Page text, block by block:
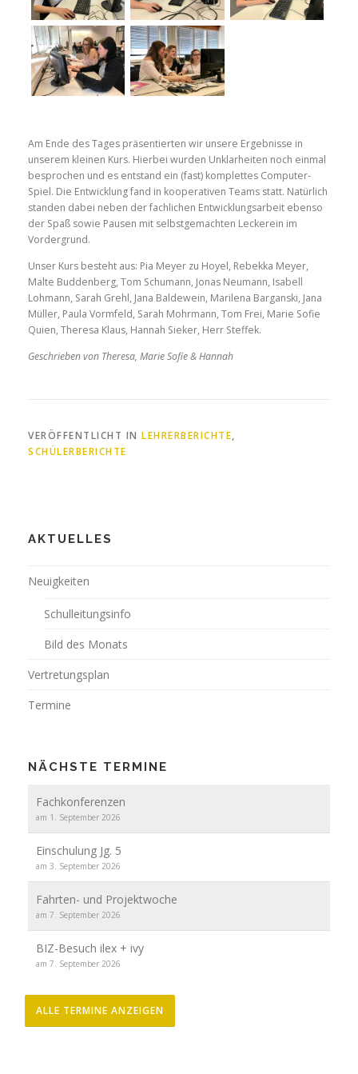
Am Ende des Tages präsentierten wir unsere Ergebnisse in
unserem kleinen Kurs. Hierbei wurden Unklarheiten noch einmal
besprochen und es entstand ein (fast) komplettes Computer-
Spiel. Die Entwicklung fand in kooperativen Teams statt. Natürlich
standen dabei neben der fachlichen Entwicklungsarbeit ebenso
der Spaß sowie Pausen mit selbstgemachten Leckerein im
Vordergrund.
Unser Kurs besteht aus: Pia Meyer zu Hoyel, Rebekka Meyer,
Malte Buddenberg, Tom Schumann, Jonas Neumann, Isabell
Lohmann, Sarah Grehl, Jana Baldewein, Marilena Barganski, Jana
Müller, Paula Vormfeld, Sarah Mohrmann, Tom Frei, Marie Sofie
Quien, Theresa Klaus, Hannah Sieker, Herr Steffek.
Geschrieben von Theresa, Marie Sofie & Hannah
VERÖFFENTLICHT IN LEHRERBERICHTE,
SCHÜLERBERICHTE
AKTUELLES
Neuigkeiten
Schulleitungsinfo
Bild des Monats
Vertretungsplan
Termine
NÄCHSTE TERMINE
Fachkonferenzen
am 1. September 2026
Einschulung Jg. 5
am 3. September 2026
Fahrten- und Projektwoche
am 7. September 2026
BIZ-Besuch ilex + ivy
am 7. September 2026
ALLE TERMINE ANZEIGEN